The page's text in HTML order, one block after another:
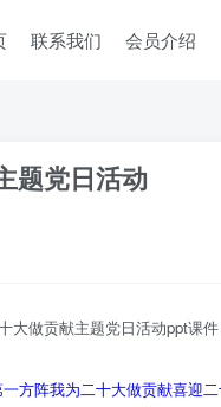
联系我们 会员介绍
题党日活动
做贡献主题党日活动ppt课
一方阵我为二十大做贡献喜迎